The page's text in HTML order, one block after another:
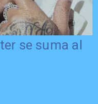
se suma al